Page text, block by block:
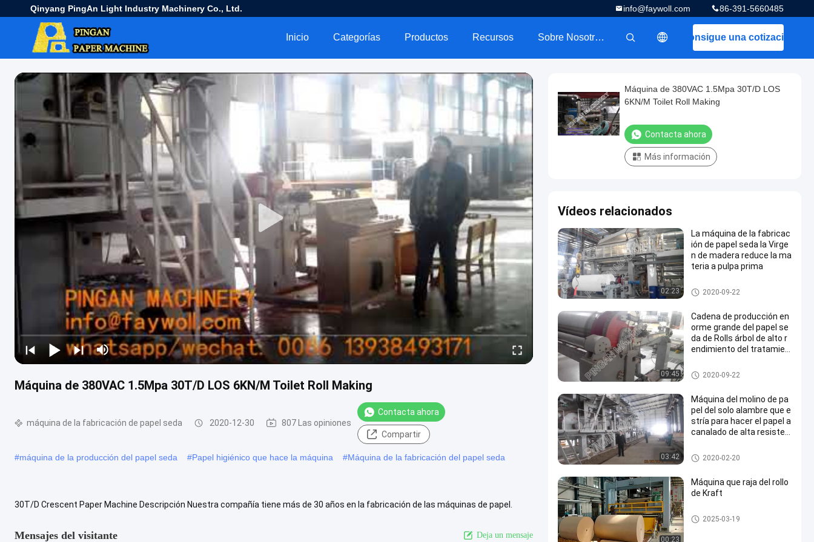
Qinyang PingAn Light Industry Machinery Co., Ltd. 86-391-5660485
info@faywoll.com
Consigue una cotización
Inicio Categorías Productos Recursos Sobre Nosotros
Máquina de 380VAC 1.5Mpa 30T/D LOS 6KN/M Toilet Roll Making
máquina de la fabricación de papel seda 2020-12-30 807 Las opiniones
Contacta ahora
Compartir
#máquina de la producción del papel seda #Papel higiénico que hace la máquina #Máquina de la fabricación del papel seda
30T/D Crescent Paper Machine Descripción Nuestra compañía tiene más de 30 años en la fabricación de las máquinas de papel.
Mensajes del visitante Deja un mensaje
Máquina de 380VAC 1.5Mpa 30T/D LOS
6KN/M Toilet Roll Making
Contacta ahora
Más información
Vídeos relacionados
02:23
La máquina de la fabricac
ión de papel seda la Virge
n de madera reduce la ma
teria a pulpa prima
máquina de la fabricación de p
apel seda
2020-09-22
09:45
Cadena de producción en
orme grande del papel se
da de Rolls árbol de alto r
endimiento del tratamien
máquina de la fabricación de p
apel seda
2020-09-22
03:42
Máquina del molino de pa
pel del solo alambre que e
stría para hacer el papel a
canalado de alta resisten
Máquina de papel que estría
2020-02-20
00:23
Máquina que raja del rollo
de Kraft
Máquina de papel el rebobinar
del rollo
2025-03-19